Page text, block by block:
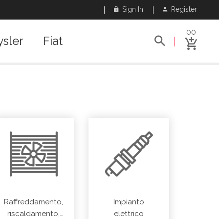
Sign In Register
Fiat
00
Raffreddamento,
riscaldamento,
Impianto
elettrico